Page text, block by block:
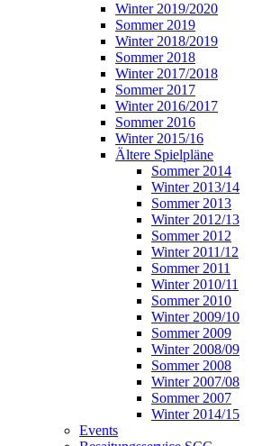
Winter 2019/2020
Sommer 2019
Winter 2018/2019
Sommer 2018
Winter 2017/2018
Sommer 2017
Winter 2016/2017
Sommer 2016
Winter 2015/16
Ältere Spielpläne
Sommer 2014
Winter 2013/14
Sommer 2013
Winter 2012/13
Sommer 2012
Winter 2011/12
Sommer 2011
Winter 2010/11
Sommer 2010
Winter 2009/10
Sommer 2009
Winter 2008/09
Sommer 2008
Winter 2007/08
Sommer 2007
Winter 2014/15
Events